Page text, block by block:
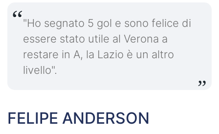
"Ho segnato 5 gol e sono felice di
essere stato utile al Verona a
restare in A, la Lazio è un altro
livello".
FELIPE ANDERSON